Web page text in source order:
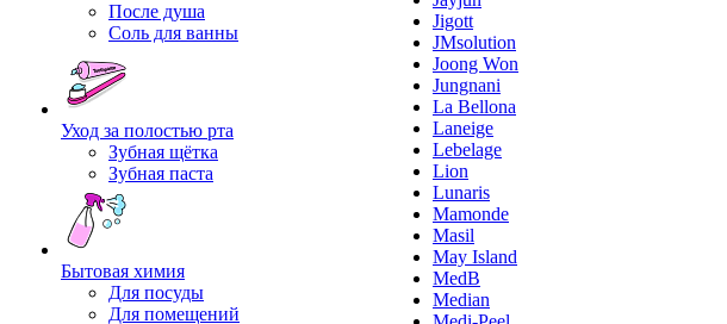
После душа
Соль для ванны
Уход за полостью рта
Зубная щётка
Зубная паста
Бытовая химия
Для посуды
Для помещений
Jigott
JMsolution
Joong Won
Jungnani
La Bellona
Laneige
Lebelage
Lion
Lunaris
Mamonde
Masil
May Island
MedB
Median